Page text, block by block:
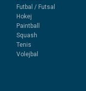
Futbal / Futsal
Hokej
Paintball
Squash
Tenis
Volejbal